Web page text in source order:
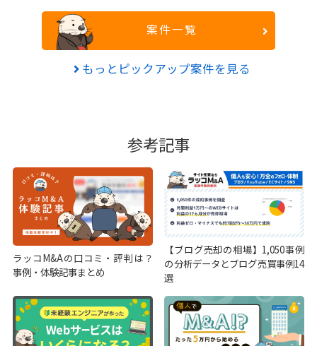
案件一覧
もっとピックアップ案件を見る
参考記事
ラッコM&Aの口コミ・評判は？
事例・体験記事まとめ
【ブログ売却の相場】1,050事例
の分析データとブログ売買事例14
選